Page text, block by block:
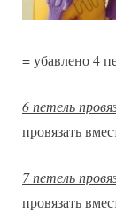
= убавлено 4
6 петель
провязать
7 петель
провязать